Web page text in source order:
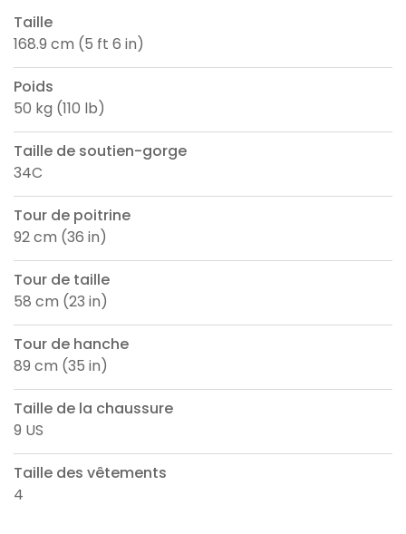
Taille
168.9 cm (5 ft 6 in)
Poids
50 kg (110 lb)
Taille de soutien-gorge
34C
Tour de poitrine
92 cm (36 in)
Tour de taille
58 cm (23 in)
Tour de hanche
89 cm (35 in)
Taille de la chaussure
9 US
Taille des vêtements
4